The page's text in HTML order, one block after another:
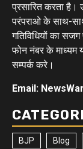
प्रसारित करता है।
परंपराओ के साथ-
गतिविधियों का सजग
फोन नंबर के माध्यम
सम्पर्क करे।
Email:
BJP Blog